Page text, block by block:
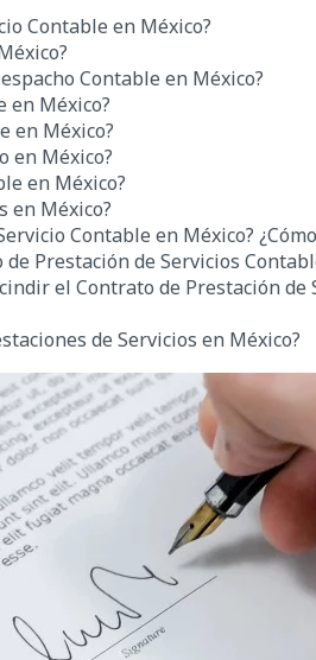
Contable en México?
Contable en México?
en México?
en México?
en México?
en México?
en México?
Contable en México?
Prestación de Servicios
el Contrato de Prestación de
de Servicios en México?